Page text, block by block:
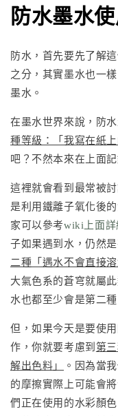
防水墨水
防水，首先要先了解
之分，其實墨水也一
墨水。
在墨水世界來說，防
種等級：「我寫在紙
吧？不然本來在上面
這裡就會看到最常被
是利用鐵離子氧化後
家可以參考wiki上面詳
子如果遇到水，仍然
二種「遇水不會直接溶
大氣色系的蒼穹就屬
水也都至少會是第二種
但，如果今天是要使
作，你就要考慮到 第
解出色料」
。因為當
的摩擦實際上可能會
們正在使用的水彩顏